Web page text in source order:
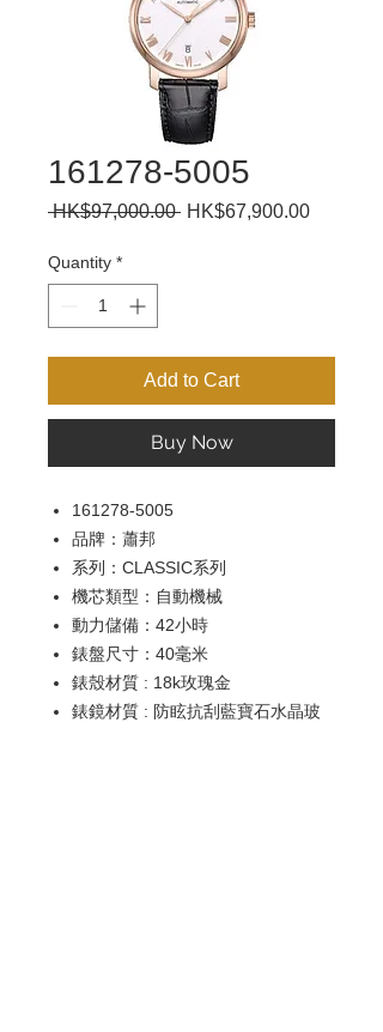
161278-5005
HK$97,000.00 Regular
HK$67,900.00Sale
Quantity *
Add to Cart
Buy Now
161278-5005
品牌：蕭邦
系列：CLASSIC系列
機芯類型：自動機械
動力儲備：42小時
錶盤尺寸：40毫米
錶殼材質 : 18k玫瑰金
錶鏡材質 : 防眩抗刮藍寶石水晶玻